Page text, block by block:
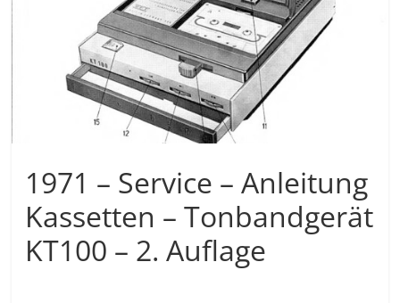
1971 – Service – Anleitung
Kassetten – Tonbandgerät
KT100 – 2. Auflage